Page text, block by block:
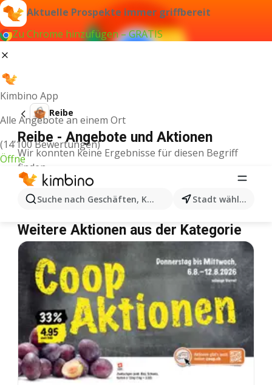
Aktuelle Prospekte immer griffbereit
Zu Chrome hinzufügen – GRATIS
Kimbino App
Alle Angebote an einem Ort
(14’100 Bewertungen)
Öffne
Suche nach Geschäften, Kategorien, Produkten...
Stadt wählen
Reibe
Reibe - Angebote und Aktionen
Wir konnten keine Ergebnisse für diesen Begriff
finden.
Reibe im Angebot – Wo einkaufen?
DennerReibe CoopReibe
Weitere Aktionen aus der Kategorie